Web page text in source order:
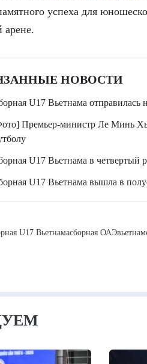
успеха для
арене.
НОВОСТИ
U17 Вьетнама
Премьер-министр Ле Минь
U17 Вьетнама в четвертый
U17 Вьетнама вышла в
U17 Вьетнамасборная ОАЭ